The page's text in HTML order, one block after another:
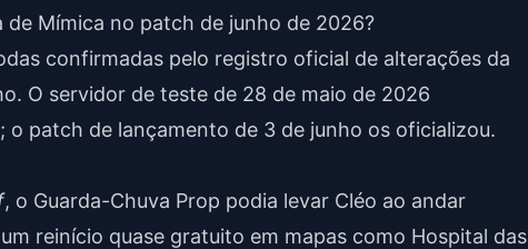
Mímica no patch de junho de 2026?
confirmadas pelo registro oficial de alterações da
O servidor de teste de 28 de maio de 2026
o patch de lançamento de 3 de junho os oficializou.
, o Guarda-Chuva Prop podia levar Cléo ao andar
reinício quase gratuito em mapas como Hospital das